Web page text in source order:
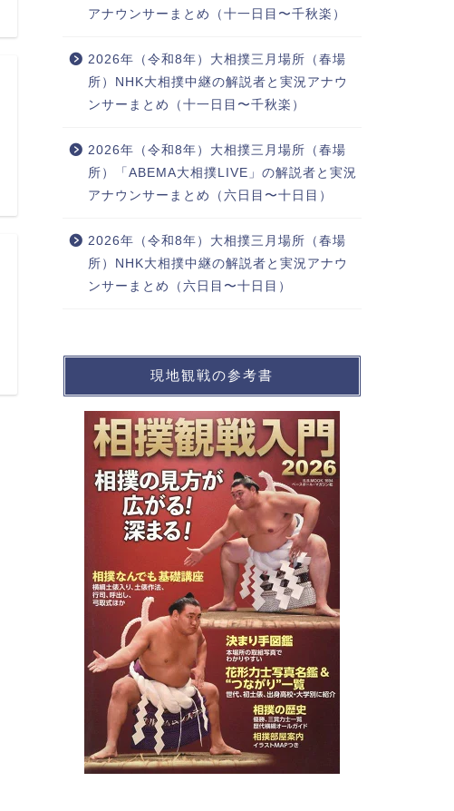
アナウンサーまとめ（十一日目〜千秋楽）
2026年（令和8年）大相撲三月場所（春場
所）NHK大相撲中継の解説者と実況アナウ
ンサーまとめ（十一日目〜千秋楽）
2026年（令和8年）大相撲三月場所（春場
所）「ABEMA大相撲LIVE」の解説者と実況
アナウンサーまとめ（六日目〜十日目）
2026年（令和8年）大相撲三月場所（春場
所）NHK大相撲中継の解説者と実況アナウ
ンサーまとめ（六日目〜十日目）
現地観戦の参考書